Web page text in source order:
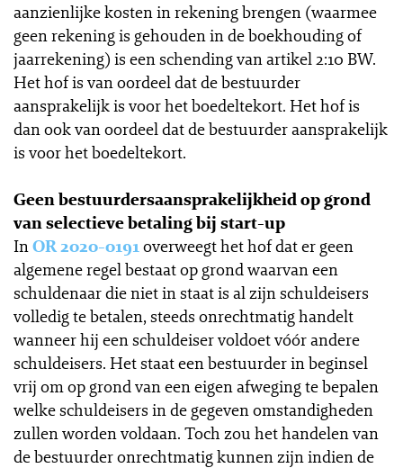
aanzienlijke kosten in rekening brengen (waarmee
geen rekening is gehouden in de boekhouding of
jaarrekening) is een schending van artikel 2:10 BW.
Het hof is van oordeel dat de bestuurder
aansprakelijk is voor het boedeltekort. Het hof is
dan ook van oordeel dat de bestuurder aansprakelijk
is voor het boedeltekort.
Geen bestuurdersaansprakelijkheid op grond
van selectieve betaling bij start-up
InOR 2020-0191overweegt het hof dat er geen
algemene regel bestaat op grond waarvan een
schuldenaar die niet in staat is al zijn schuldeisers
volledig te betalen, steeds onrechtmatig handelt
wanneer hij een schuldeiser voldoet vóór andere
schuldeisers. Het staat een bestuurder in beginsel
vrij om op grond van een eigen afweging te bepalen
welke schuldeisers in de gegeven omstandigheden
zullen worden voldaan. Toch zou het handelen van
de bestuurder onrechtmatig kunnen zijn indien de